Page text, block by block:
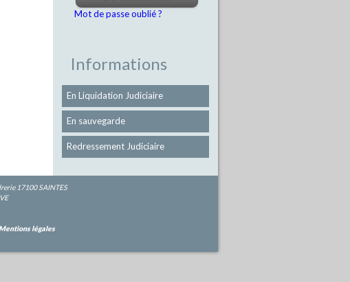
Mot de passe oublié ?
Informations
En Liquidation Judiciaire
En sauvegarde
Redressement Judiciaire
17100 SAINTES
Mentions légales